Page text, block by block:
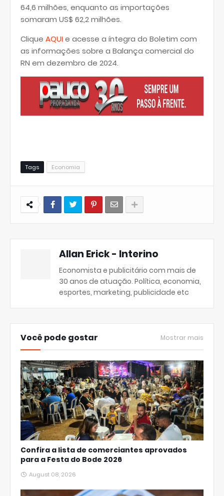
64,6 milhões, enquanto as importações
somaram US$ 62,2 milhões.
Clique AQUIe acesse a íntegra do Boletim com
as informações sobre a Balança comercial do
RN em dezembro de 2024.
Tags Economia
Allan Erick - Interino
Economista e publicitário com mais de
30 anos de atuação. Política, economia,
esportes, marketing, publicidade etc
Você pode gostar Mostrar mais
Confira a lista de comerciantes aprovados
para a Festa do Bode 2026
August 08, 2026